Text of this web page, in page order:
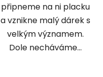
připneme na ni placku
a vznikne malý dárek s
velkým významem.
Dole necháváme...